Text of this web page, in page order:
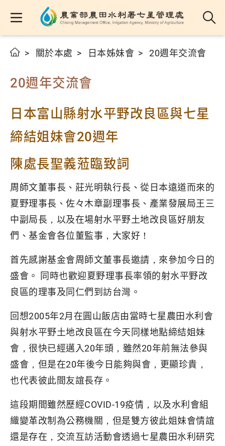
關於本處 日本姊妹會 20週年交流會
20週年交流會
日本富山縣射水平野改良區與七星
締結姐妹會20週年
陳處長聖義蒞臨致詞
周師文董事長、莊光明執行長、從日本遠道而來的
夏野理事長、佐々木章副理事長、產業發展局王三
中副局長，以及在場射水平野土地改良區好朋友
們、基金會各位董監事，大家好！
首先感謝基金會周師文董事長邀請，來參加今日的
盛會。 同時也歡迎夏野理事長率領的射水平野改
良區的理事及同仁們到訪台灣。
回想2005年2月在圓山飯店由當時七星農田水利會
與射水平野土地改良區在今天同樣地點締結姐妹
會，很快已經邁入20年頭，雖然20年前無法參與
盛會，但是在20年後今日能夠與會，更顯珍貴，
也代表彼此間友誼長存。
這段期間雖然歷經COVID-19疫情，以及水利會組
織變革改制為公務機關，但是雙方彼此姐妹會情誼
還是存在，交流互訪活動會透過七星農田水利研究